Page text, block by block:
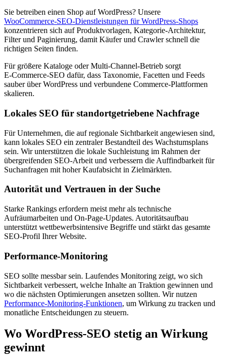
Sie betreiben einen Shop auf WordPress? Unsere
WooCommerce‑SEO‑Dienstleistungen für WordPress‑Shops
konzentrieren sich auf Produktvorlagen, Kategorie‑Architektur,
Filter und Paginierung, damit Käufer und Crawler schnell die
richtigen Seiten finden.
Für größere Kataloge oder Multi‑Channel‑Betrieb sorgt
E‑Commerce‑SEO dafür, dass Taxonomie, Facetten und Feeds
sauber über WordPress und verbundene Commerce‑Plattformen
skalieren.
Lokales SEO für standortgetriebene Nachfrage
Für Unternehmen, die auf regionale Sichtbarkeit angewiesen sind,
kann lokales SEO ein zentraler Bestandteil des Wachstumsplans
sein. Wir unterstützen die lokale Suchleistung im Rahmen der
übergreifenden SEO‑Arbeit und verbessern die Auffindbarkeit für
Suchanfragen mit hoher Kaufabsicht in Zielmärkten.
Autorität und Vertrauen in der Suche
Starke Rankings erfordern meist mehr als technische
Aufräumarbeiten und On‑Page‑Updates. Autoritätsaufbau
unterstützt wettbewerbsintensive Begriffe und stärkt das gesamte
SEO‑Profil Ihrer Website.
Performance-Monitoring
SEO sollte messbar sein. Laufendes Monitoring zeigt, wo sich
Sichtbarkeit verbessert, welche Inhalte an Traktion gewinnen und
wo die nächsten Optimierungen ansetzen sollten. Wir nutzen
Performance‑Monitoring‑Funktionen, um Wirkung zu tracken und
monatliche Entscheidungen zu steuern.
Wo WordPress-SEO stetig an Wirkung
gewinnt